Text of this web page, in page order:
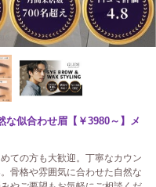
似合わせ眉【￥3980～】メ
ての方も大歓迎。丁寧なカウン
骨格や雰囲気に合わせた自然な